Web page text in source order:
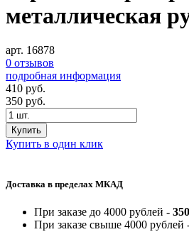
металлическая
арт. 16878
0 отзывов
подробная информация
410 руб.
350 руб.
Купить
Купить в один клик
Доставка в пределах МКАД
При заказе до 4000 рублей -
При заказе свыше 4000 рублей